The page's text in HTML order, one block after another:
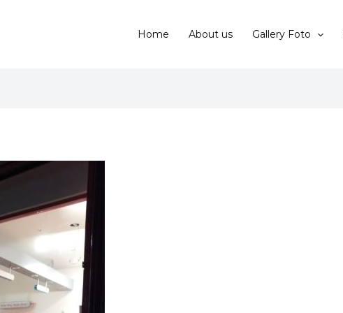
Home About us Gallery Foto